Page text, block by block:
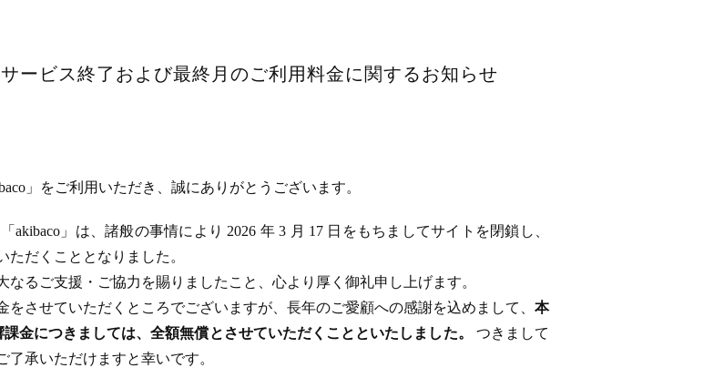
ービス終了および最終月のご利用料金に関するお知らせ
」をご利用いただき、誠にありがとうございます。
」は、諸般の事情により 2026 年 3 月 17 日をもちましてサイトを閉鎖し、
だくこととなりました。
るご支援・ご協力を賜りましたこと、心より厚く御礼申し上げます。
させていただくところでございますが、長年のご愛顧への感謝を込めまして、 本
金につきましては、全額無償とさせていただくことといたしました。 つきまして
承いただけますと幸いです。